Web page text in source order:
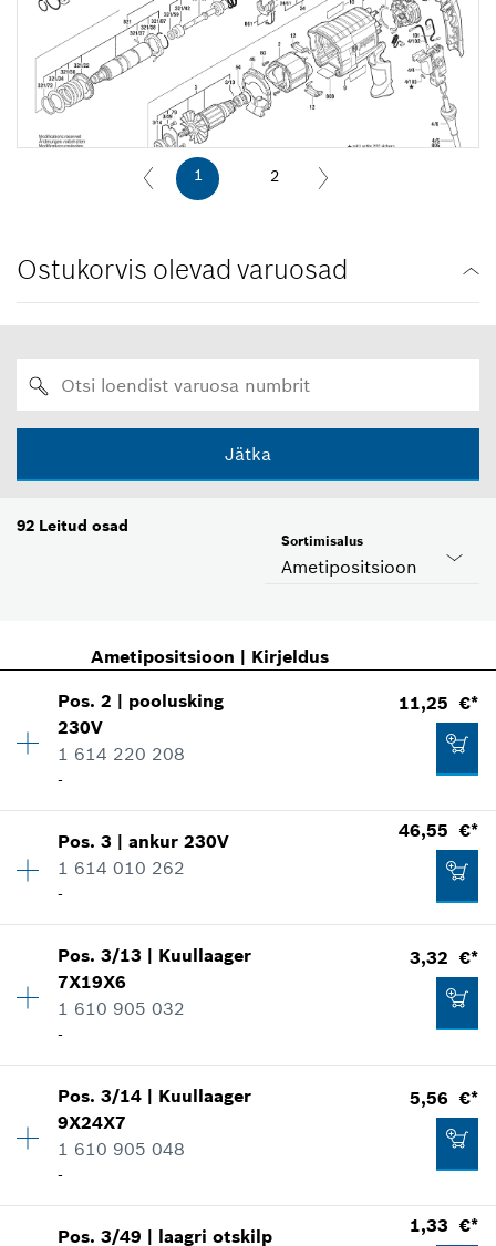
1 2
Ostukorvis olevad varuosad
Jätka
92 Leitud osad
Ametipositsioon
Sortimisalus
Ametipositsioon | Kirjeldus
Pos.2 | poolusking
230V
1 614 220 208
-
11,25 €*
Kogus 1
Hinnarühm:27
kasutuskoht
Näita illustratsioonil
11,25 €*
Pos.3 |ankur 230V
1 614 010 262
-
46,55 €*
Kogus 1
Hinnarühm
Varuosa teave
Näita illustratsioonil
46,55 €*
Pos.3/13 | Kuullaager
7X19X6
1 610 905 032
-
3,32 €*
Kogus 1
Hinnarühm
Varuosa teave
Näita illustratsioonil
Pos.3/14 | Kuullaager
9X24X7
1 610 905 048
-
5,56 €*
Pos.3/49 | laagri otskilp
1,33 €*